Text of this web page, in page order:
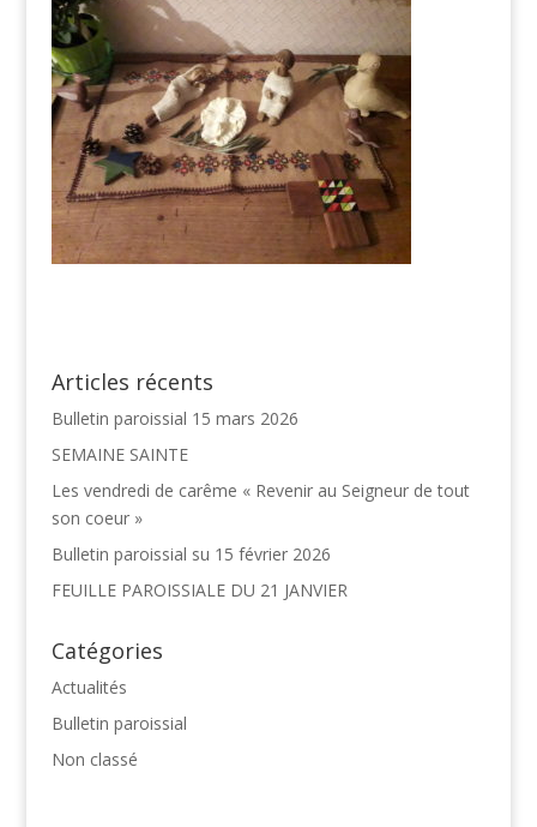
Articles récents
Bulletin paroissial 15 mars 2026
SEMAINE SAINTE
Les vendredi de carême « Revenir au Seigneur de tout
son coeur »
Bulletin paroissial su 15 février 2026
FEUILLE PAROISSIALE DU 21 JANVIER
Catégories
Actualités
Bulletin paroissial
Non classé